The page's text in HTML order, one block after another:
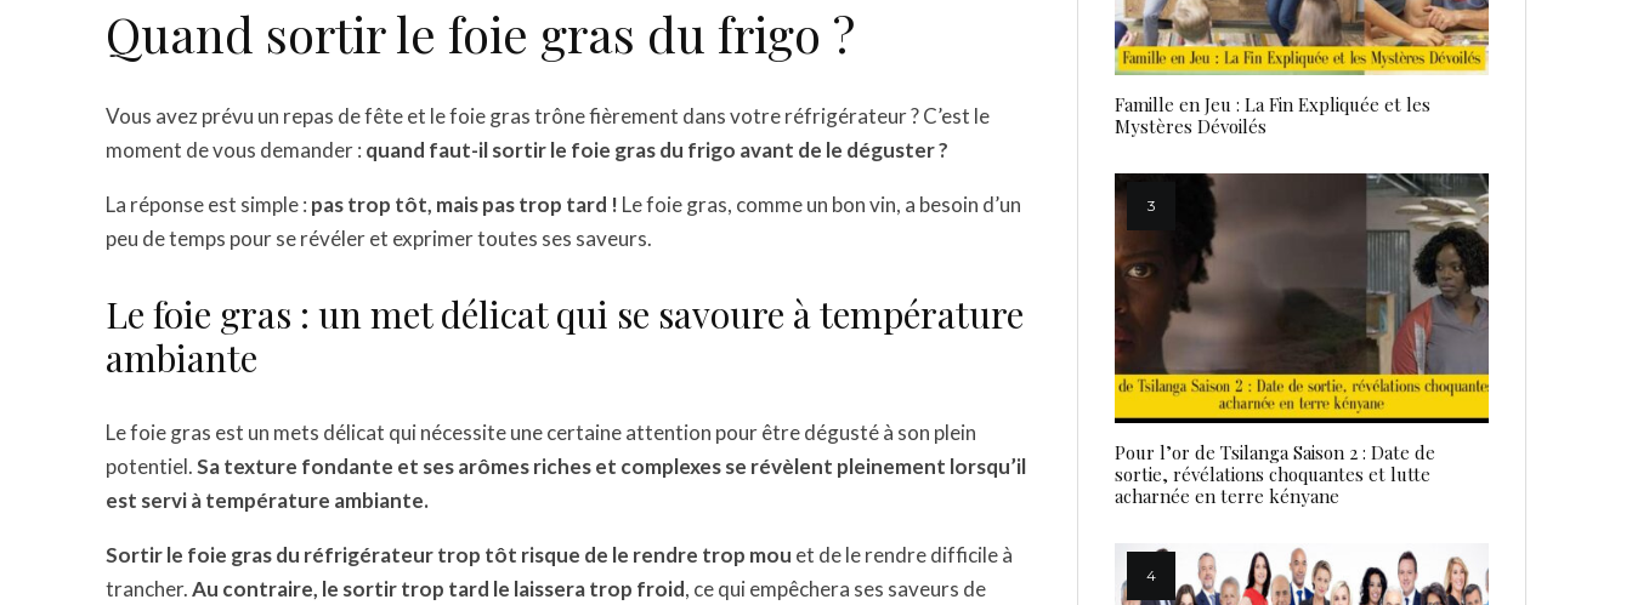
Quand sortir le foie gras du frigo ?
Vous avez prévu un repas de fête et le foie gras trône fièrement dans votre réfrigérateur ? C’est le
moment de vous demander : quand faut-il sortir le foie gras du frigo avant de le déguster ?
La réponse est simple : pas trop tôt, mais pas trop tard ! Le foie gras, comme un bon vin, a besoin d’un
peu de temps pour se révéler et exprimer toutes ses saveurs.
Le foie gras : un met délicat qui se savoure à température
ambiante
Le foie gras est un mets délicat qui nécessite une certaine attention pour être dégusté à son plein
potentiel.Sa texture fondante et ses arômes riches et complexes se révèlent pleinement lorsqu’il
est servi à température ambiante.
Sortir le foie gras du réfrigérateur trop tôt risque de le rendre trop mou et de le rendre difficile à
trancher.Au contraire, le sortir trop tard le laissera trop froid, ce qui empêchera ses saveurs de
Famille en Jeu : La Fin Expliquée et les
Mystères Dévoilés
Pour l’or de Tsilanga Saison 2 : Date de
sortie, révélations choquantes et lutte
acharnée en terre kényane